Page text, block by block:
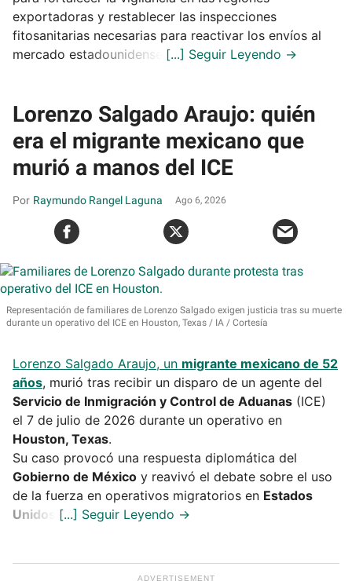
exportadoras y restablecer las inspecciones
fitosanitarias necesarias para reactivar los envíos al
mercado estadounidense.
Lorenzo Salgado Araujo: quién
era el migrante mexicano que
murió a manos del ICE
Raymundo Rangel Laguna Ago 6, 2026
Representación de familiares de Lorenzo Salgado exigen justicia tras su muerte
durante un operativo del ICE en Houston, Texas
IA / Cortesía
Lorenzo Salgado Araujo, un migrante mexicano de 52
años, murió tras recibir un disparo de un agente del
Servicio de Inmigración y Control de Aduanas (ICE)
el 7 de julio de 2026 durante un operativo en
Houston, Texas.
Su caso provocó una respuesta diplomática del
Gobierno de México y reavivó el debate sobre el uso
de la fuerza en operativos migratorios en Estados
Unidos